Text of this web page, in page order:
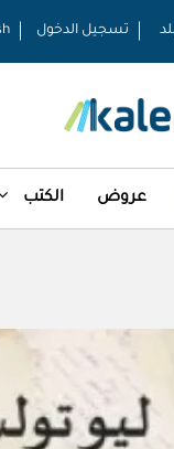
تسجيل الدخول
عروض الكتب